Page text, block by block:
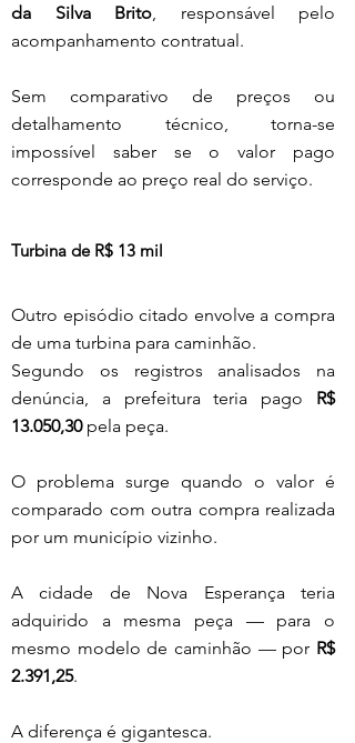
da Silva Brito, responsável pelo
acompanhamento contratual.
Sem comparativo de preços ou
detalhamento técnico, torna-se
impossível saber se o valor pago
corresponde ao preço real do serviço.
Turbina de R$ 13 mil
Outro episódio citado envolve a compra
de uma turbina para caminhão.
Segundo os registros analisados na
denúncia, a prefeitura teria pago R$
13.050,30 pela peça.
O problema surge quando o valor é
comparado com outra compra realizada
por um município vizinho.
A cidade de Nova Esperança teria
adquirido a mesma peça — para o
mesmo modelo de caminhão — por R$
2.391,25.
A diferença é gigantesca.